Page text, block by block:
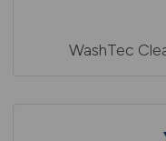
WashTec